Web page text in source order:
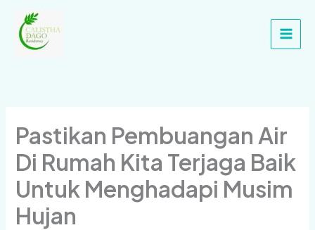
content
Pastikan Pembuangan Air
Di Rumah Kita Terjaga Baik
Untuk Menghadapi Musim
Hujan